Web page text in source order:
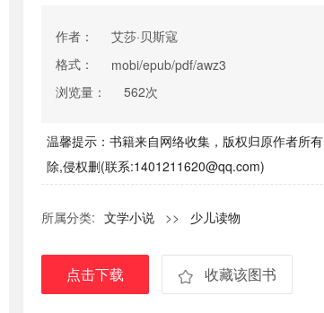
作者：
艾莎·贝斯寇
格式：
mobi/epub/pdf/awz3
浏览量：
562次
温馨提示：书籍来自网络收集，版权归原作者所
除,侵权删(联系:1401211620@qq.com)
所属分类: 文学小说 >> 少儿读物
点击下载 收藏该图书